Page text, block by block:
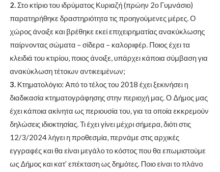
2. Στο κτίριο του ιδρύματος Κυριαζή (πρώην 2ο Γυμνάσιο)
παρατηρήθηκε δραστηριότητα τις προηγούμενες μέρες. Ο
χώρος άνοιξε και βρέθηκε εκεί επιχειρηματίας ανακύκλωσης
παίρνοντας σώματα – σίδερα – καλοριφέρ. Ποιος έχει τα
κλειδιά του κτιρίου, ποιος άνοιξε, υπάρχει κάποια σύμβαση για
ανακύκλωση τέτοιων αντικειμένων;
3. Κτηματολόγιο: Από το τέλος του 2018 έχει ξεκινήσει η
διαδικασία κτηματογράφησης στην περιοχή μας. Ο Δήμος μας
έχει κάποια ακίνητα ως περιουσία του, για τα οποία εκκρεμούν
δηλώσεις ιδιοκτησίας. Τι έχει γίνει μέχρι σήμερα, διότι στις
12/3/2024 λήγει η προθεσμία, περνάμε στις αρχικές
εγγραφές και θα είναι μεγάλο το κόστος που θα επωμιστούμε
ως Δήμος και κατ’ επέκταση ως δημότες. Ποιο είναι το πλάνο